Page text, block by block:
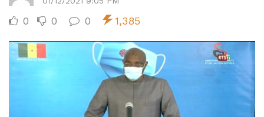
0 0 0 1,385